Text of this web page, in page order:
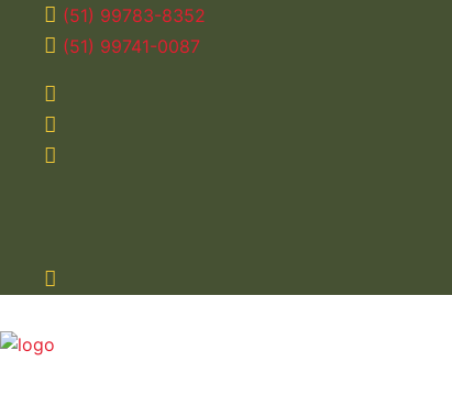
(51) 99783-8352
(51) 99741-0087